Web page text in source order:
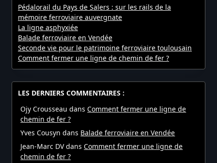
Pédalorail du Pays de Salers : sur les rails de la
mémoire ferroviaire auvergnate
La ligne asphyxiée
Balade ferroviaire en Vendée
Seconde vie pour le patrimoine ferroviaire toulousain
Comment fermer une ligne de chemin de fer ?
LES DERNIERS COMMENTAIRES :
Ojy Crousseau dans Comment fermer une ligne de
chemin de fer ?
Yves Cousyn dans Balade ferroviaire en Vendée
Jean-Marc DVdans Comment fermer une ligne de
chemin de fer ?